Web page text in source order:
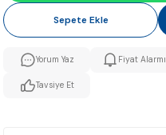
Sepete Ekle
Yorum Yaz Fiyat Alarmı
Tavsiye Et